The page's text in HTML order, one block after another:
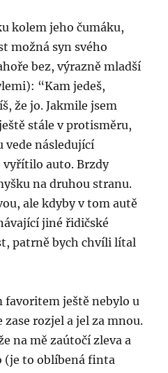
kolem jeho čumáku,
možná syn svého
bez, výrazně mladší
“Kam jedeš,
že jo. Jakmile jsem
stále v protisměru,
vede následující
vyřítilo auto. Brzdy
na druhou stranu.
ale kdyby v tom autě
jiné řidičské
patrně bych chvíli lítal
favoritem ještě nebylo u
zase rozjel a jel za mnou.
na mě zaútočí zleva a
(je to oblíbená finta